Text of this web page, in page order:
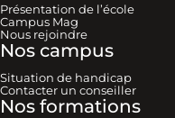
Présentation de l’école
Campus Mag
Nous rejoindre
Nos campus
Situation de handicap
Contacter un conseiller
Nos formations